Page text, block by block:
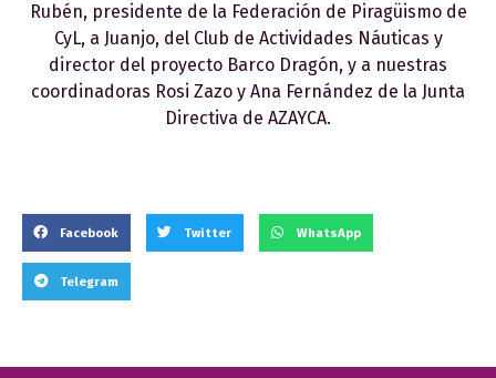
Rubén, presidente de la Federación de Piragüismo de
CyL, a Juanjo, del Club de Actividades Náuticas y
director del proyecto Barco Dragón, y a nuestras
coordinadoras Rosi Zazo y Ana Fernández de la Junta
Directiva de AZAYCA.
Facebook Twitter WhatsApp
Telegram